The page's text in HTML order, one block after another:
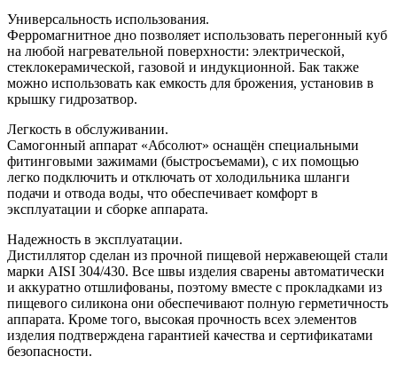
Универсальность использования.
Ферромагнитное дно позволяет использовать перегонный куб
на любой нагревательной поверхности: электрической,
стеклокерамической, газовой и индукционной. Бак также
можно использовать как емкость для брожения, установив в
крышку гидрозатвор.
Легкость в обслуживании.
Самогонный аппарат «Абсолют» оснащён специальными
фитинговыми зажимами (быстросъемами), с их помощью
легко подключить и отключать от холодильника шланги
подачи и отвода воды, что обеспечивает комфорт в
эксплуатации и сборке аппарата.
Надежность в эксплуатации.
Дистиллятор сделан из прочной пищевой нержавеющей стали
марки AISI 304/430. Все швы изделия сварены автоматически
и аккуратно отшлифованы, поэтому вместе с прокладками из
пищевого силикона они обеспечивают полную герметичность
аппарата. Кроме того, высокая прочность всех элементов
изделия подтверждена гарантией качества и сертификатами
безопасности.